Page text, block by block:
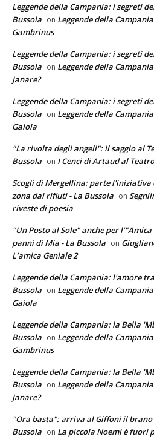
Leggende della Campania: i segreti
Bussola on Leggende della
Gambrinus
Leggende della Campania: i segreti
Bussola on Leggende della
Janare?
Leggende della Campania: i segreti
Bussola on Leggende della
Gaiola
"La rivolta degli angeli": il saggio al
Bussola on I Cenci di Artaud al
Scogli di Mergellina: parte
zona dai rifiuti - La Bussola on
riveste di poesia
"Un Posto al Sole" anche per
panni di Mia - La Bussola on
L’amica Geniale 2
Leggende della Campania: l'amore
Bussola on Leggende della
Gaiola
Leggende della Campania: la Bella
Bussola on Leggende della
Gambrinus
Leggende della Campania: la Bella
Bussola on Leggende della
Janare?
"Ora basta": arriva al Giffoni il brano
Bussola on La piccola Noemi è fuori